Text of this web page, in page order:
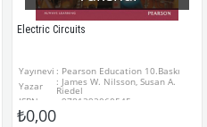
Electric Circuits
Yayınevi : Pearson Education 10.Baskı
Yazar
: James W. Nilsson, Susan A.
Riedel
ISBN
: 9781292060545
₺0,00